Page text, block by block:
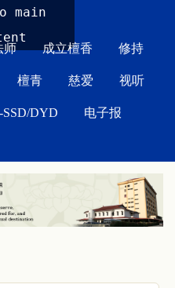
main
师 成立檀香 修持
檀青 慈爱 视听
SSD/DYD 电子报